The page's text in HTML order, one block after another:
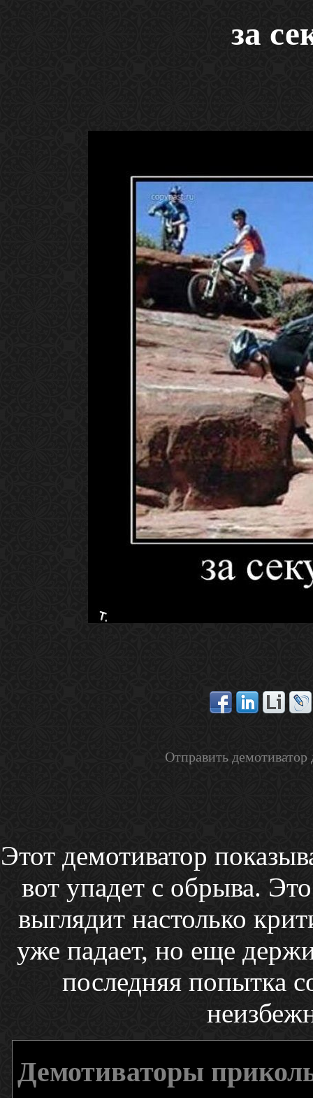
за
Отправить
Этот демотиватор
вот упадет с обрыва.
выглядит настолько
уже падает, но еще
последняя попытка
Демотиваторы